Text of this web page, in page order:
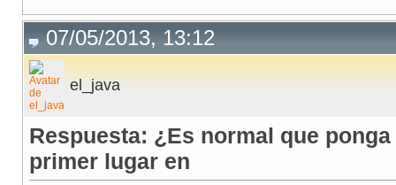
07/05/2013, 13:12
el_java
Respuesta: ¿Es normal que
primer lugar en